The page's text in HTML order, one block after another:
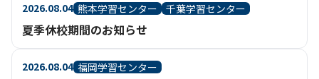
2026.08.04 熊本学習センター 千葉学習センター
夏季休校期間のお知らせ
2026.08.04 福岡学習センター